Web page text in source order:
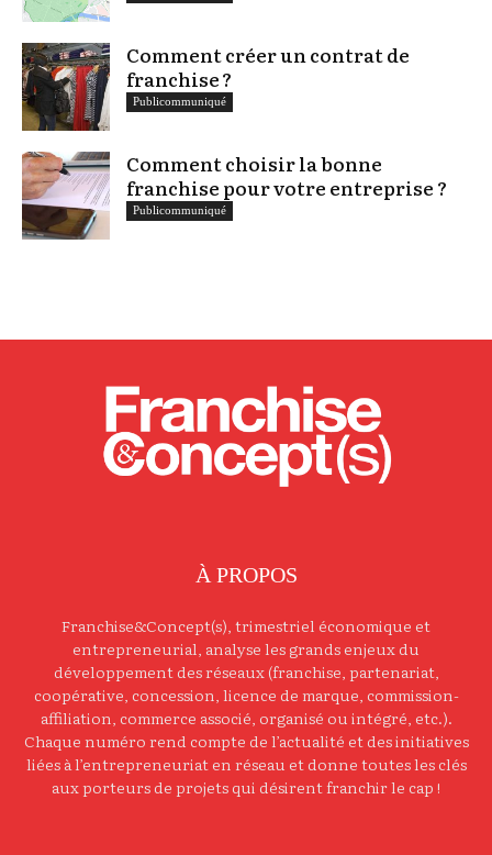
Comment créer un contrat de
franchise ?
Publicommuniqué
Comment choisir la bonne
franchise pour votre entreprise ?
Publicommuniqué
À PROPOS
Franchise&Concept(s), trimestriel économique et
entrepreneurial, analyse les grands enjeux du
développement des réseaux (franchise, partenariat,
coopérative, concession, licence de marque, commission-
affiliation, commerce associé, organisé ou intégré, etc.).
Chaque numéro rend compte de l’actualité et des initiatives
liées à l’entrepreneuriat en réseau et donne toutes les clés
aux porteurs de projets qui désirent franchir le cap !